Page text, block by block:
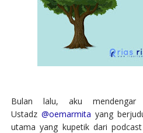
Bulan lalu, aku mendengar
Ustadz @oemarmita yang
utama yang kupetik dari